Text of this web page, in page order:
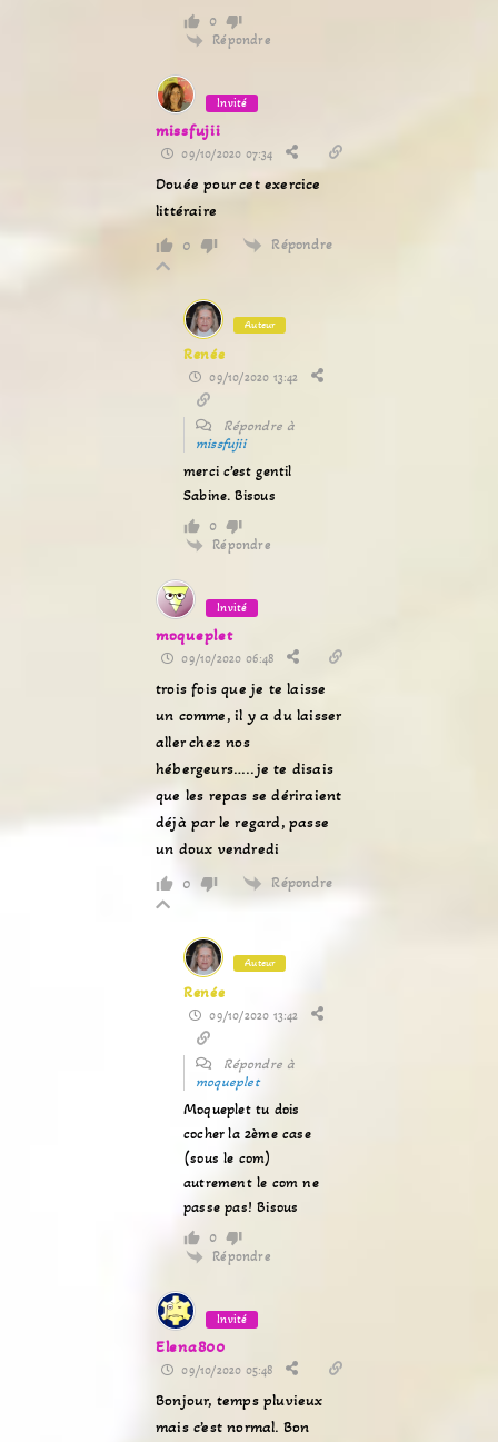
0
Répondre
Invité
missfujii
09/10/2020 07:34
Douée pour cet exercice
littéraire
0 Répondre
Auteur
Renée
09/10/2020 13:42
Répondre à
missfujii
merci c’est gentil
Sabine. Bisous
0
Répondre
Invité
moqueplet
09/10/2020 06:48
trois fois que je te laisse
un comme, il y a du laisser
aller chez nos
hébergeurs…..je te disais
que les repas se dériraient
déjà par le regard, passe
un doux vendredi
0 Répondre
Auteur
Renée
09/10/2020 13:42
Répondre à
moqueplet
Moqueplet tu dois
cocher la 2ème case
(sous le com)
autrement le com ne
passe pas! Bisous
0
Répondre
Invité
Elena800
09/10/2020 05:48
Bonjour, temps pluvieux
mais c’est normal. Bon